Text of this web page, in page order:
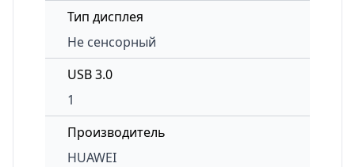
Тип дисплея
Не сенсорный
USB 3.0
1
Производитель
HUAWEI